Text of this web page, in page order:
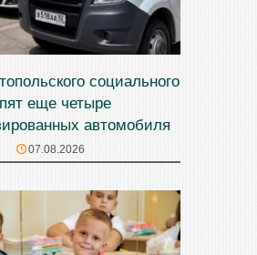
социального
еще четыре
автомобиля
07.08.2026